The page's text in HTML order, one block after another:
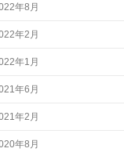
年8月
年2月
年1月
年6月
年2月
年8月